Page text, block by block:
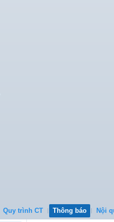
Quy trình CT Thông báo Nội